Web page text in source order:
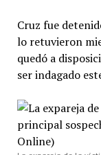
Cruz fue
lo retuvieron
quedó a
ser indagado